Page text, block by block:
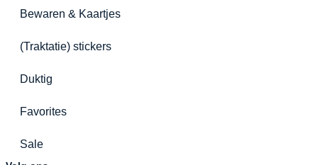
Duktig
Favorites
Sale
Bewaren & Kaartjes
(Traktatie) stickers